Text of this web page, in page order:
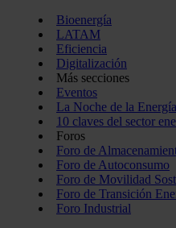
Bioenergía
LATAM
Eficiencia
Digitalización
Más secciones
Eventos
La Noche de la Energía
10 claves del sector
Foros
Foro de
Foro de Autoconsumo
Foro de Movilidad
Foro de Transición
Foro Industrial